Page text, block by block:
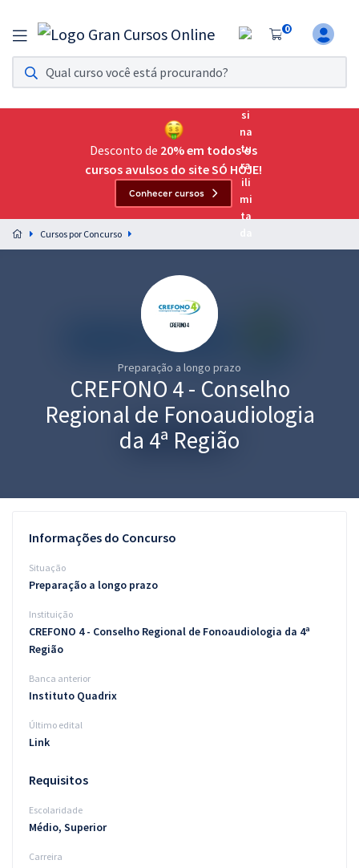
0
Assinatura Ilimitada 11
Acesso a todos os cursos. Teste grátis por 7 dias!
Assinatura OAB Até Passar
Acesso ilimitado a toda preparação para o Exame da
Preparação completa e intensiva para as principais
residências em saúde do Brasil
Graduação
Blog
Aprovados
Desconto de 20% em todos os
cursos avulsos do site SÓ HOJE!
Conhecer cursos
Cursos por Concurso
Preparação a longo prazo
CREFONO 4 - Conselho
Regional de Fonoaudiologia
da 4ª Região
Informações do Concurso
Situação
Preparação a longo prazo
Instituição
CREFONO 4 - Conselho Regional de Fonoaudiologia da 4ª
Região
Banca anterior
Instituto Quadrix
Último edital
Link
Requisitos
Escolaridade
Médio, Superior
Carreira